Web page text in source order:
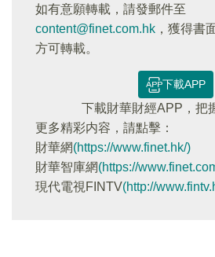
如有意願轉載，請發郵件至
content@finet.com.hk ，獲得書
方可轉載。
下載APP
下載財華財經APP，把
更多精彩内容，請點擊：
財華網(https://www.finet.hk/)
財華智庫網(https://
現代電視FINTV(http://